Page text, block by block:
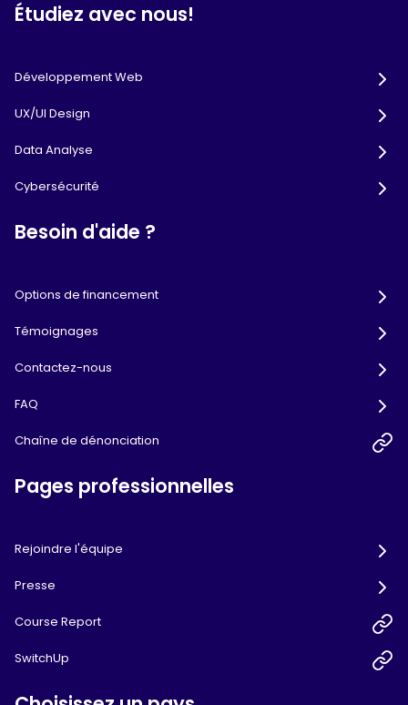
Étudiez avec nous!
Développement Web
UX/UI Design
Data Analyse
Cybersécurité
Besoin d'aide ?
Options de financement
Témoignages
Contactez-nous
FAQ
Chaîne de dénonciation
Pages professionnelles
Rejoindre l'équipe
Presse
Course Report
SwitchUp